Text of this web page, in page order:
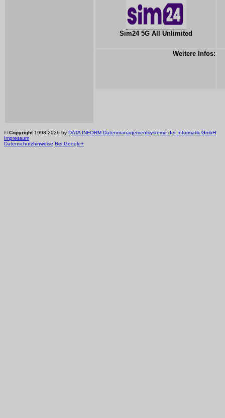
Sim24 5G All Unlimited
Weitere Infos:
©Copyright1998-2026 by DATA INFORM-Datenmanagementsysteme der Informatik GmbH
Impressum
Datenschutzhinweise Bei Google+